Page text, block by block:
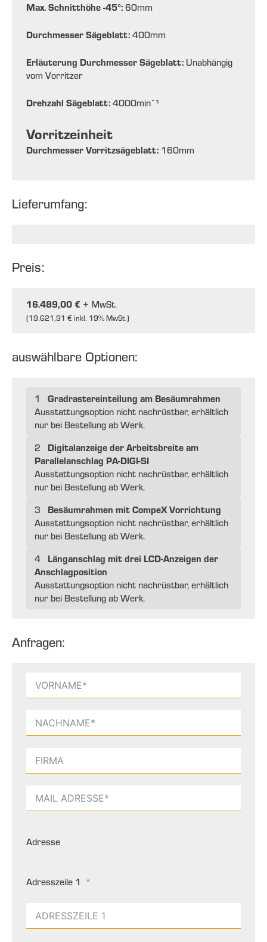
Max. Schnitthöhe -45°: 60mm
Durchmesser Sägeblatt: 400mm
Erläuterung Durchmesser Sägeblatt: Unabhängig
vom Vorritzer
Drehzahl Sägeblatt: 4000min¯¹
Vorritzeinheit
Durchmesser Vorritzsägeblatt: 160mm
Lieferumfang:
Preis:
16.489,00 € + MwSt.
(19.621,91 €inkl. 19% MwSt.)
auswählbare Optionen:
1 Gradrastereinteilung am Besäumrahmen
Ausstattungsoption nicht nachrüstbar, erhältlich
nur bei Bestellung ab Werk.
2
Digitalanzeige der Arbeitsbreite am
Parallelanschlag PA-DIGI-SI
Ausstattungsoption nicht nachrüstbar, erhältlich
nur bei Bestellung ab Werk.
3
Besäumrahmen mit CompeX Vorrichtung
Ausstattungsoption nicht nachrüstbar, erhältlich
nur bei Bestellung ab Werk.
4
Länganschlag mit drei LCD-Anzeigen der
Anschlagposition
Ausstattungsoption nicht nachrüstbar, erhältlich
nur bei Bestellung ab Werk.
Anfragen:
Adresse
Adresszeile 1